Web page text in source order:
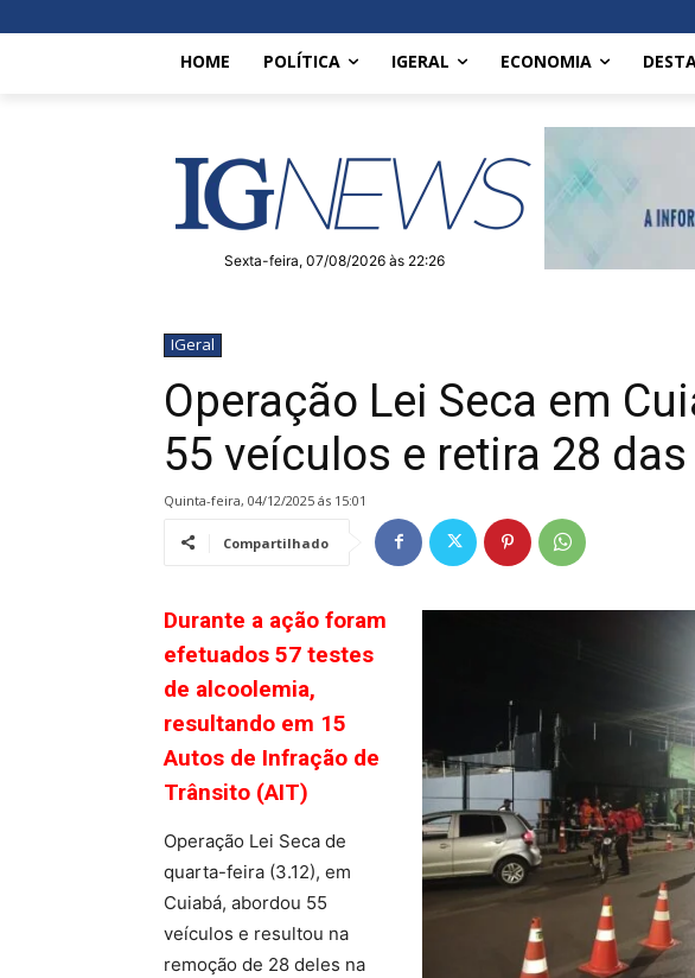
HOME POLÍTICA IGERAL ECONOMIA
Sexta-feira, 07/08/2026 às 22:26
IGeral
Operação Lei Seca em
55 veículos e retira 28
quinta-feira, 04/12/2025 ás 15:01
Compartilhado
Durante a ação foram
efetuados 57 testes
de alcoolemia,
resultando em 15
Autos de Infração de
Trânsito (AIT)
Operação Lei Seca de
quarta-feira (3.12), em
Cuiabá, abordou 55
veículos e resultou na
remoção de 28 deles na